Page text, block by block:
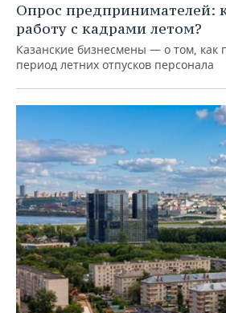
Опрос предпринимателей:
работу с кадрами летом?
Казанские бизнесмены — о том, как
период летних отпусков персонала